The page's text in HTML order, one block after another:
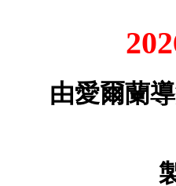
由愛爾蘭